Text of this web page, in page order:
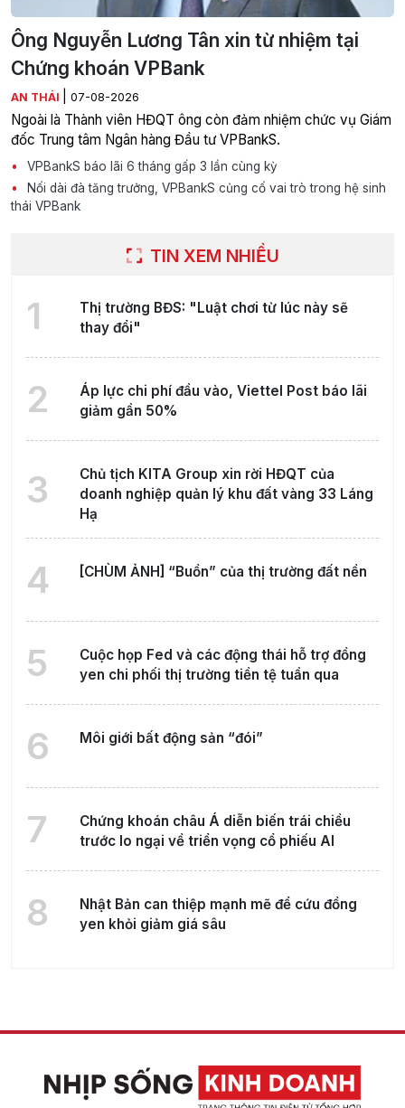
Ông Nguyễn Lương Tân xin từ nhiệm tại
Chứng khoán VPBank
AN THÁI 07-08-2026
Ngoài là Thành viên HĐQT ông còn đảm nhiệm chức vụ Giám
đốc Trung tâm Ngân hàng Đầu tư VPBankS.
VPBankS báo lãi 6 tháng gấp 3 lần cùng kỳ
Nối dài đà tăng trưởng, VPBankS củng cố vai trò trong hệ sinh
thái VPBank
TIN XEM NHIỀU
1
Thị trường BĐS: "Luật chơi từ lúc này sẽ
thay đổi"
2
Áp lực chi phí đầu vào, Viettel Post báo lãi
giảm gần 50%
3
Chủ tịch KITA Group xin rời HĐQT của
doanh nghiệp quản lý khu đất vàng 33 Láng
Hạ
4 [CHÙM ẢNH] “Buồn” của thị trường đất nền
5
Cuộc họp Fed và các động thái hỗ trợ đồng
yen chi phối thị trường tiền tệ tuần qua
6 Môi giới bất động sản “đói”
7
Chứng khoán châu Á diễn biến trái chiều
trước lo ngại về triển vọng cổ phiếu AI
8
Nhật Bản can thiệp mạnh mẽ để cứu đồng
yen khỏi giảm giá sâu